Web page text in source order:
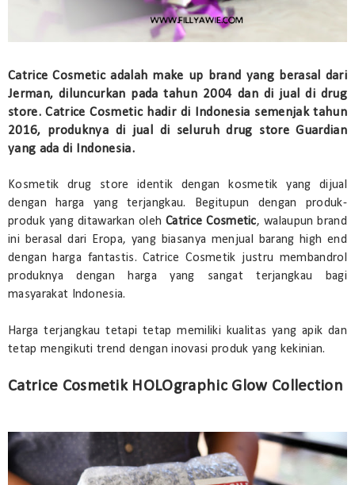
Catrice Cosmetic adalah make up brand yang berasal dari
Jerman, diluncurkan pada tahun 2004 dan di jual di drug
store. Catrice Cosmetic hadir di Indonesia semenjak tahun
2016, produknya di jual di seluruh drug store Guardian
yang ada di Indonesia.
Kosmetik drug store identik dengan kosmetik yang dijual
dengan harga yang terjangkau. Begitupun dengan produk-
produk yang ditawarkan olehCatrice Cosmetic, walaupun brand
ini berasal dari Eropa, yang biasanya menjual barang high end
dengan harga fantastis. Catrice Cosmetik justru membandrol
produknya dengan harga yang sangat terjangkau bagi
masyarakat Indonesia.
Harga terjangkau tetapi tetap memiliki kualitas yang apik dan
tetap mengikuti trend dengan inovasi produk yang kekinian.
Catrice Cosmetik HOLOgraphic Glow Collection